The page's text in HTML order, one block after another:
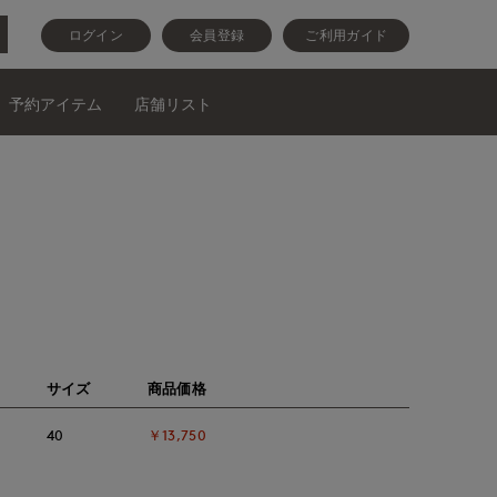
ログイン 会員登録 ご利用ガイド
予約アイテム 店舗リスト
サイズ 商品価格
40 ￥13,750